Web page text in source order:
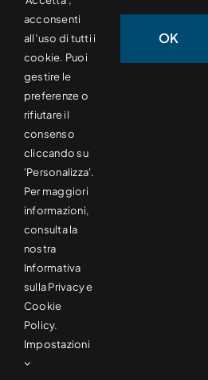
contatti.
+39 0332
info@sageslitters.com
Via Cesariano, 27, 21056
© 2012 - 2026 • All Rights
acconsenti
all’uso di tutti i
cookie. Puoi
gestire le
preferenze o
rifiutare il
consenso
cliccando su
'Personalizza'.
Per maggiori
informazioni,
consulta la
nostra
Informativa
sulla Privacy e
Cookie
Policy.
Impostazioni
OK